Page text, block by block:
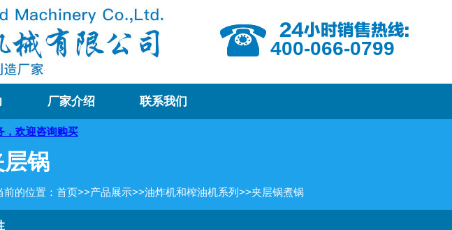
400-066-0799
厂家介绍 联系我们
锅
前的位置： 首页>>产品展示>>油炸机和榨油机系列 >>夹层锅煮锅